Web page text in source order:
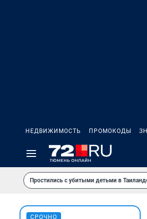
НЕДВИЖИМОСТЬ ПРОМОКОДЫ
Простились с убитыми детьми в
СРОЧНО